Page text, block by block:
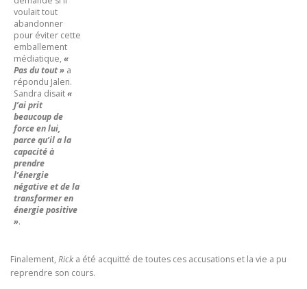
voulait tout
abandonner
pour éviter cette
emballement
médiatique, «
Pas du tout » a
répondu Jalen.
Sandra disait«
J’ai prit
beaucoup de
force en lui,
parce qu’il a la
capacité à
prendre
l’énergie
négative et de la
transformer en
énergie positive
».
Finalement, Rick a été acquitté de toutes ces accusations et la vie a pu
reprendre son cours.